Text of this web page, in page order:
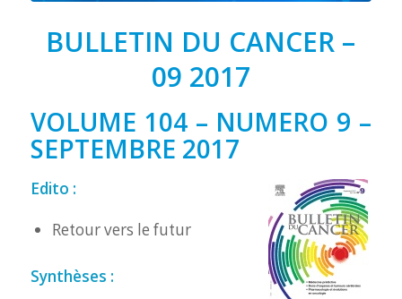
BULLETIN DU CANCER –
09 2017
VOLUME 104 – NUMERO 9 –
SEPTEMBRE 2017
Edito :
Retour vers le futur
Synthèses :